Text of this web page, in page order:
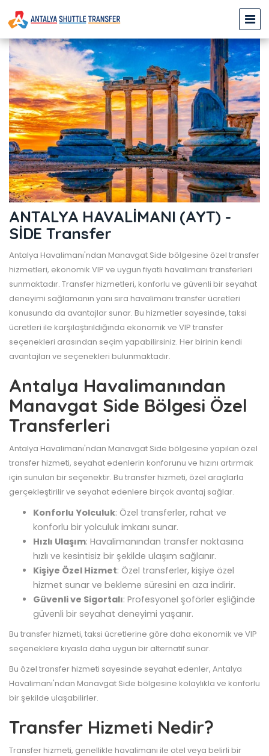
ANTALYA HAVALİMANI (AYT) -
SİDE Transfer
Antalya Havalimanı'ndan Manavgat Side bölgesine özel transfer
hizmetleri, ekonomik VIP ve uygun fiyatlı havalimanı transferleri
sunmaktadır. Transfer hizmetleri, konforlu ve güvenli bir seyahat
deneyimi sağlamanın yanı sıra havalimanı transfer ücretleri
konusunda da avantajlar sunar. Bu hizmetler sayesinde, taksi
ücretleri ile karşılaştırıldığında ekonomik ve VIP transfer
seçenekleri arasından seçim yapabilirsiniz. Her birinin kendi
avantajları ve seçenekleri bulunmaktadır.
Antalya Havalimanından
Manavgat Side Bölgesi Özel
Transferleri
Antalya Havalimanı'ndan Manavgat Side bölgesine yapılan özel
transfer hizmeti, seyahat edenlerin konforunu ve hızını artırmak
için sunulan bir seçenektir. Bu transfer hizmeti, özel araçlarla
gerçekleştirilir ve seyahat edenlere birçok avantaj sağlar.
Konforlu Yolculuk: Özel transferler, rahat ve
konforlu bir yolculuk imkanı sunar.
Hızlı Ulaşım: Havalimanından transfer noktasına
hızlı ve kesintisiz bir şekilde ulaşım sağlanır.
Kişiye Özel Hizmet: Özel transferler, kişiye özel
hizmet sunar ve bekleme süresini en aza indirir.
Güvenli ve Sigortalı: Profesyonel şoförler eşliğinde
güvenli bir seyahat deneyimi yaşanır.
Bu transfer hizmeti, taksi ücretlerine göre daha ekonomik ve VIP
seçeneklere kıyasla daha uygun bir alternatif sunar.
Bu özel transfer hizmeti sayesinde seyahat edenler, Antalya
Havalimanı'ndan Manavgat Side bölgesine kolaylıkla ve konforlu
bir şekilde ulaşabilirler.
Transfer Hizmeti Nedir?
Transfer hizmeti, genellikle havalimanı ile otel veya belirli bir